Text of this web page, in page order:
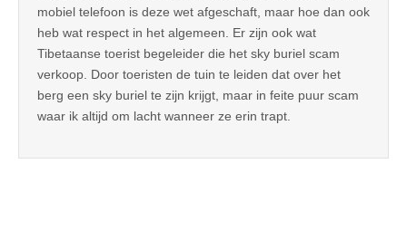
mobiel telefoon is deze wet afgeschaft, maar hoe dan ook
heb wat respect in het algemeen. Er zijn ook wat
Tibetaanse toerist begeleider die het sky buriel scam
verkoop. Door toeristen de tuin te leiden dat over het
berg een sky buriel te zijn krijgt, maar in feite puur scam
waar ik altijd om lacht wanneer ze erin trapt.